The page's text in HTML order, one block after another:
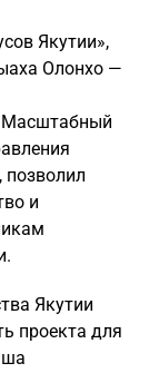
Якутии»,
Олонхо —
Масштабный
позволил
и
Якутии
проекта для